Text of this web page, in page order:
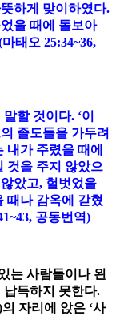
하게 맞이하였다.
을 때에 돌보아
태오 25:34~36,
할 것이다. ‘이
졸도들을 가두려
내가 주렸을 때에
것을 주지 않았으
았고, 헐벗었을
때나 감옥에 갇혔
공동번역)
는 사람들이나 왼
득하지 못한다.
자리에 앉은 ‘사